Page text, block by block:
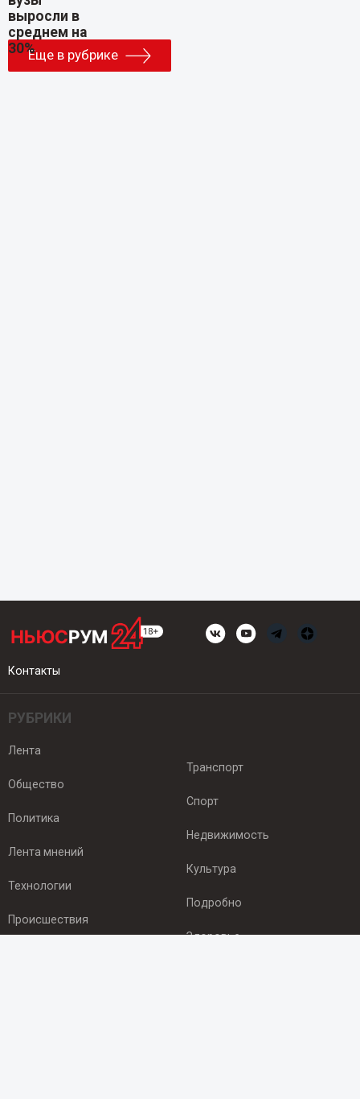
Еще в рубрике
Контакты
РУБРИКИ
Лента
Общество
Политика
Лента мнений
Технологии
Происшествия
Транспорт
Спорт
Недвижимость
Культура
Подробно
Здоровье